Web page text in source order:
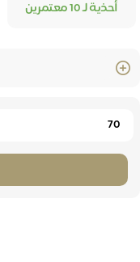
أحذية لـ 10 معتمرين
Quantity